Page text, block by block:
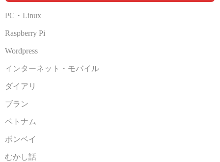
PC・Linux
Raspberry Pi
Wordpress
インターネット・モバイル
ダイアリ
ブラン
ベトナム
ボンベイ
むかし話